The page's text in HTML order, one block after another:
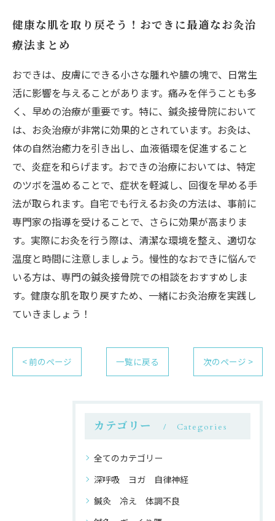
健康な肌を取り戻そう！おできに最適なお灸治
療法まとめ
おできは、皮膚にできる小さな腫れや膿の塊で、日常生
活に影響を与えることがあります。痛みを伴うことも多
く、早めの治療が重要です。特に、鍼灸接骨院において
は、お灸治療が非常に効果的とされています。お灸は、
体の自然治癒力を引き出し、血液循環を促進すること
で、炎症を和らげます。おできの治療においては、特定
のツボを温めることで、症状を軽減し、回復を早める手
法が取られます。自宅でも行えるお灸の方法は、事前に
専門家の指導を受けることで、さらに効果が高まりま
す。実際にお灸を行う際は、清潔な環境を整え、適切な
温度と時間に注意しましょう。慢性的なおできに悩んで
いる方は、専門の鍼灸接骨院での相談をおすすめしま
す。健康な肌を取り戻すため、一緒にお灸治療を実践し
ていきましょう！
< 前のページ 一覧に戻る 次のページ >
カテゴリー Categories
全てのカテゴリー
深呼吸 ヨガ 自律神経
鍼灸 冷え 体調不良